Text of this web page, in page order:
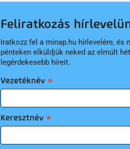
Feliratkozás
Iratkozz fel a minap.hu hírlevelére, és
pénteken elküldjük neked az elmúlt
legérdekesebb híreit.
Vezetéknév
Keresztnév